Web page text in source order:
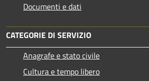
Documenti e dati
CATEGORIE DI SERVIZIO
Anagrafe e stato civile
Cultura e tempo libero